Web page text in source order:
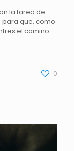
la tarea de
que, como
el camino
0